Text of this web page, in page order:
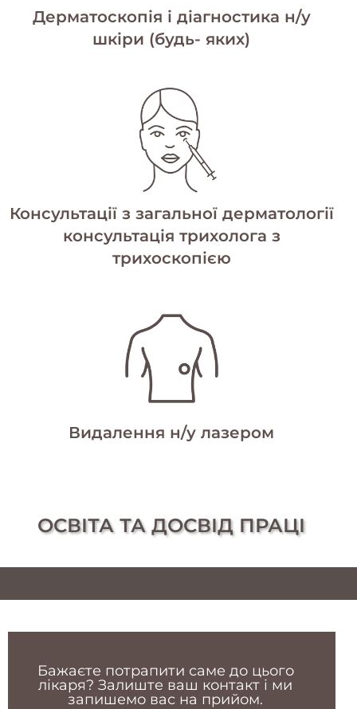
Дерматоскопія і діагностика н/у
шкіри (будь- яких)
Консультації з загальної дерматології
консультація трихолога з
трихоскопією
Видалення н/у лазером
ОСВІТА ТА ДОСВІД ПРАЦІ
Бажаєте потрапити саме до цього
лікаря? Залиште ваш контакт і ми
запишемо вас на прийом.